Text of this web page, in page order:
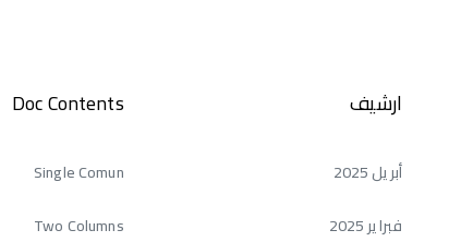
ارشيف
أبريل 2025
فبراير 2025
Doc Contents
Single Comun
Two Columns